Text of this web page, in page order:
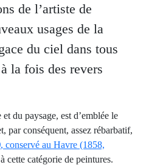
de l’artiste de
usages de la
du ciel dans tous
la fois des revers
du paysage, est d’emblée le
par conséquent, assez rébarbatif,
, conservé au Havre (1858,
cette catégorie de peintures.